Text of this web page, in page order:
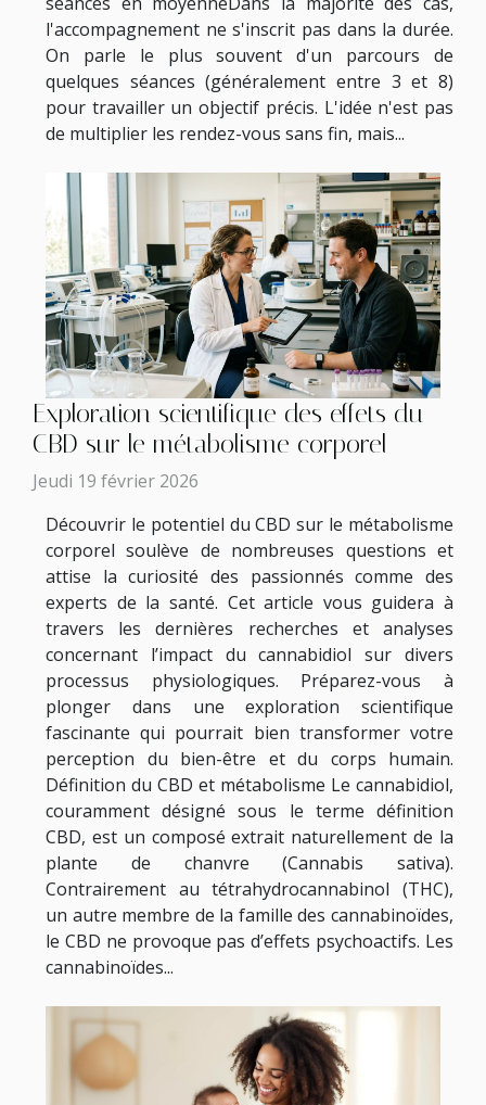
l'accompagnement ne s'inscrit pas dans la durée.
On parle le plus souvent d'un parcours de
quelques séances (généralement entre 3 et 8)
pour travailler un objectif précis. L'idée n'est pas
de multiplier les rendez-vous sans fin, mais...
Exploration scientifique des effets du
CBD sur le métabolisme corporel
Jeudi 19 février 2026
Découvrir le potentiel du CBD sur le métabolisme
corporel soulève de nombreuses questions et
attise la curiosité des passionnés comme des
experts de la santé. Cet article vous guidera à
travers les dernières recherches et analyses
concernant l’impact du cannabidiol sur divers
processus physiologiques. Préparez-vous à
plonger dans une exploration scientifique
fascinante qui pourrait bien transformer votre
perception du bien-être et du corps humain.
Définition du CBD et métabolisme Le cannabidiol,
couramment désigné sous le terme définition
CBD, est un composé extrait naturellement de la
plante de chanvre (Cannabis sativa).
Contrairement au tétrahydrocannabinol (THC),
un autre membre de la famille des cannabinoïdes,
le CBD ne provoque pas d’effets psychoactifs. Les
cannabinoïdes...